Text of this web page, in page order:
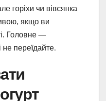
горіхи чи вівсянка
якщо ви
Головне —
не переїдайте.